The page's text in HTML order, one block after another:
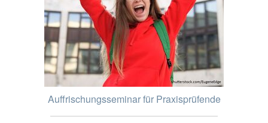
Auffrischungsseminar für Praxisprüfende